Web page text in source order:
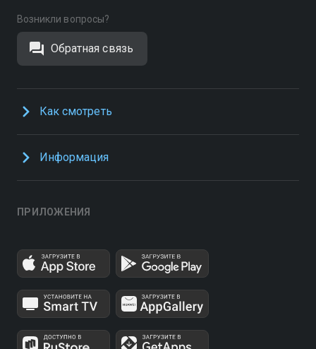
Возникли вопросы?
Обратная связь
Как смотреть
Информация
ПРИЛОЖЕНИЯ